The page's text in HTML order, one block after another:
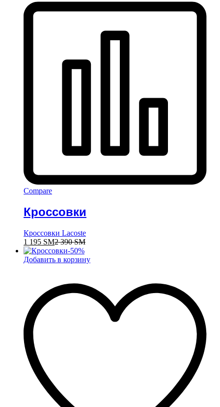
Compare
Кроссовки
Кроссовки Lacoste
1 195 ЅМ2 390ЅМ
-50%
Добавить в корзину